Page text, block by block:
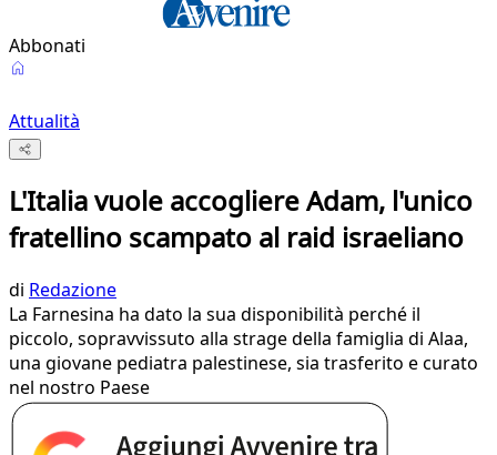
Abbonati
Attualità
L'Italia vuole accogliere Adam, l'unico
fratellino scampato al raid israeliano
di Redazione
La Farnesina ha dato la sua disponibilità perché il
piccolo, sopravvissuto alla strage della famiglia di Alaa,
una giovane pediatra palestinese, sia trasferito e curato
nel nostro Paese